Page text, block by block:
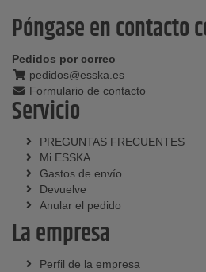
Póngase en contacto
Pedidos por correo
pedidos@esska.es
Formulario de contacto
Servicio
PREGUNTAS FRECUENTES
Mi ESSKA
Gastos de envío
Devuelve
Anular el pedido
La empresa
Perfil de la empresa